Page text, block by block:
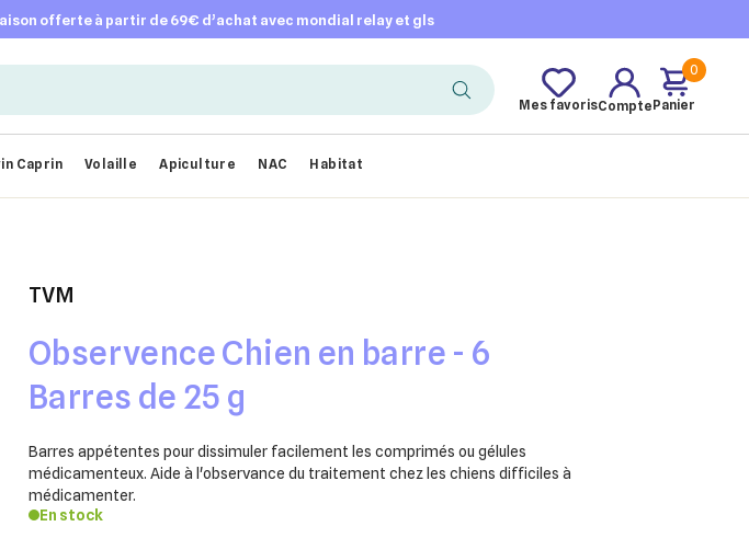
offerte à partir de 69€ d’achat avec mondial relay et gls
Mes favorisCompte
0
Panier
Caprin Volaille Apiculture NAC Habitat
TVM
Observence Chien en barre - 6
Barres de 25 g
Barres appétentes pour dissimuler facilement les comprimés ou gélules
médicamenteux. Aide à l'observance du traitement chez les chiens difficiles à
médicamenter.
En stock